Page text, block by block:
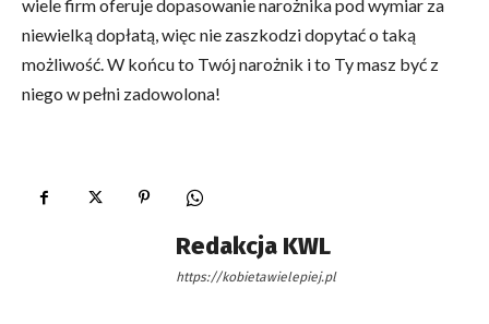
wiele firm oferuje dopasowanie narożnika pod wymiar za
niewielką dopłatą, więc nie zaszkodzi dopytać o taką
możliwość. W końcu to Twój narożnik i to Ty masz być z
niego w pełni zadowolona!
Redakcja KWL
https://kobietawielepiej.pl